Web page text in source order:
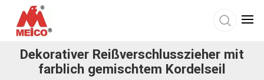
Dekorativer Reißverschlusszieher mit
farblich gemischtem Kordelseil